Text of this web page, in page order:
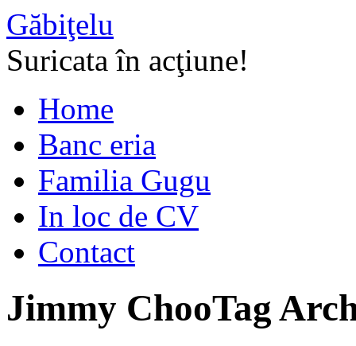
Găbiţelu
Suricata în acţiune!
Home
Banc eria
Familia Gugu
In loc de CV
Contact
Jimmy ChooTag